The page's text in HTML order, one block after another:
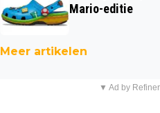
Mario-editie
Meer artikelen
▼ Ad by